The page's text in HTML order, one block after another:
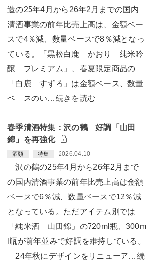
造の25年4月から26年2月までの国内
清酒事業の前年比売上高は、金額ベー
スで4％減、数量ベースで8％減となっ
ている。「黒松白鹿 かおり 純米吟
醸 プレミアム」、春夏限定商品の
「白鹿 すずろ」は金額ベース、数量
ベースのい…続きを読む
春季清酒特集：沢の鶴 好調「山田
錦」を再強化
酒類 特集 2026.04.10
沢の鶴の25年4月から26年2月まで
の国内清酒事業の前年比売上高は金額
ベースで6％減、数量ベースで12％減
となっている。ただアイテム別では
「純米酒 山田錦」の720ml瓶、300m
l瓶が前年並みで好調を維持している。
24年秋にデザインをリニューア…続